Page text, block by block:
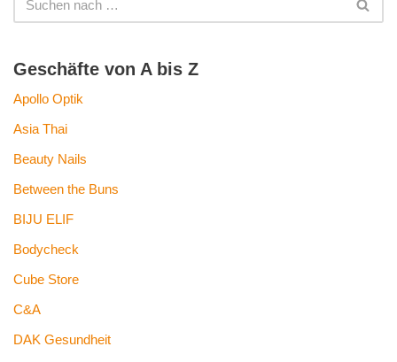
Geschäfte von A bis Z
Apollo Optik
Asia Thai
Beauty Nails
Between the Buns
BIJU ELIF
Bodycheck
Cube Store
C&A
DAK Gesundheit